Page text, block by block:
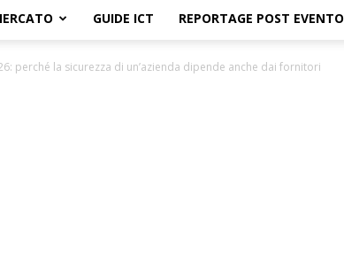
GUIDE ICT REPORTAGE POST EVENTO
perché la sicurezza di un’azienda dipende anche dai fornitori